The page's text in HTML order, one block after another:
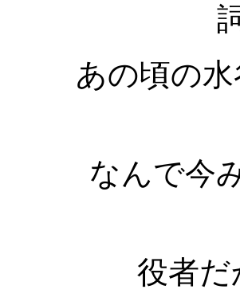
あの頃の
なんで今
役者